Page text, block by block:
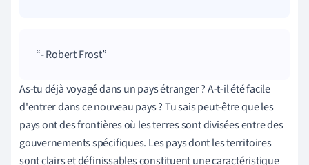
- Robert Frost
As-tu déjà voyagé dans un pays étranger ? A-t-il été facile
d'entrer dans ce nouveau pays ? Tu sais peut-être que les
pays ont des frontières où les terres sont divisées entre des
gouvernements spécifiques. Les pays dont les territoires
sont clairs et définissables constituent une caractéristique